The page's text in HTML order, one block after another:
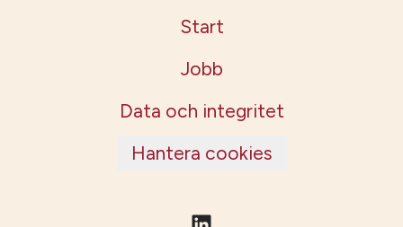
Start
Jobb
Data och integritet
Hantera cookies